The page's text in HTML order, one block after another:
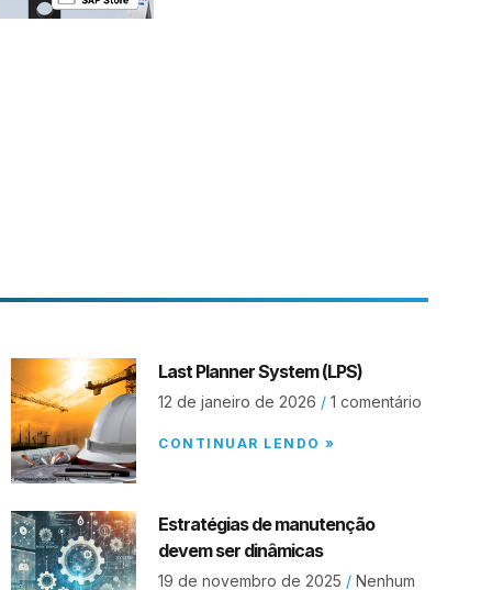
Last Planner System (LPS)
12 de janeiro de 2026 1 comentário
CONTINUAR LENDO »
Estratégias de manutenção
devem ser dinâmicas
19 de novembro de 2025
Nenhum